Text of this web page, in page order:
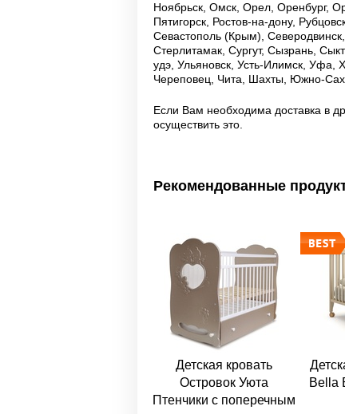
Ноябрьск, Омск, Орел, Оренбург,
Пятигорск, Ростов-на-дону,
Севастополь (Крым),
Стерлитамак, Сургут, Сызрань,
удэ, Ульяновск, Усть-Илимск, Уфа,
Череповец, Чита, Шахты, Южно-
Если Вам необходима доставка в
осуществить это.
Рекомендованные
Детская кровать
Островок Уюта
Птенчики с поперечным
Bella